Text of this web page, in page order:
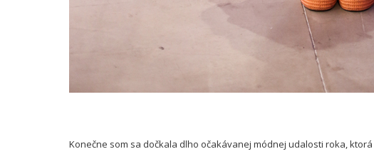
Konečne som sa dočkala dlho očakávanej módnej udalosti roka,